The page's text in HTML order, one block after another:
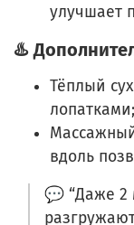
улучшает
♨️
Тёплый
лопатками;
вдоль
💬 “Даже 2